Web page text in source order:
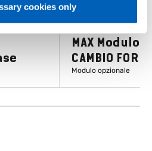
cookies only
MAX Modulo
CAMBIO
Modulo opzionale